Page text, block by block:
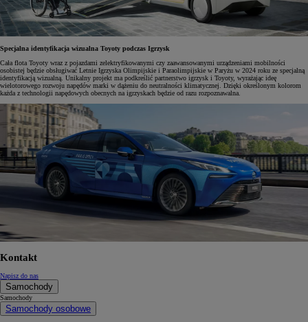
Specjalna identyfikacja wizualna Toyoty podczas Igrzysk
Cała flota Toyoty wraz z pojazdami zelektryfikowanymi czy zaawansowanymi urządzeniami mobilności
osobistej będzie obsługiwać Letnie Igrzyska Olimpijskie i Paraolimpijskie w Paryżu w 2024 roku ze specjalną
identyfikacją wizualną. Unikalny projekt ma podkreślić partnerstwo igrzysk i Toyoty, wyrażając ideę
wielotorowego rozwoju napędów marki w dążeniu do neutralności klimatycznej. Dzięki określonym kolorom
każda z technologii napędowych obecnych na igrzyskach będzie od razu rozpoznawalna.
Kontakt
Napisz do nas
Samochody
Samochody
Samochody osobowe